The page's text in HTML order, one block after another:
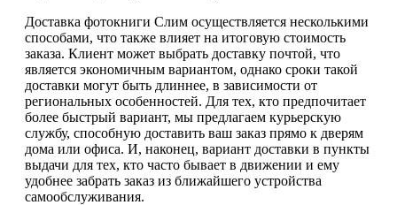
Доставка фотокниги Слим осуществляется несколькими
способами, что также влияет на итоговую стоимость
заказа. Клиент может выбрать доставку почтой, что
является экономичным вариантом, однако сроки такой
доставки могут быть длиннее, в зависимости от
региональных особенностей. Для тех, кто предпочитает
более быстрый вариант, мы предлагаем курьерскую
службу, способную доставить ваш заказ прямо к дверям
дома или офиса. И, наконец, вариант доставки в пункты
выдачи для тех, кто часто бывает в движении и ему
удобнее забрать заказ из ближайшего устройства
самообслуживания.